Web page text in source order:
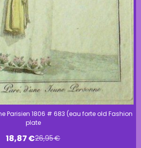
Parisien 1806 # 683 (eau forte old Fashion
plate
18,87€26,95€